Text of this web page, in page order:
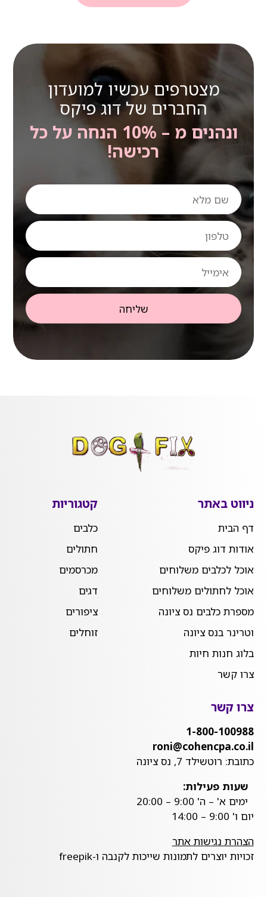
מצטרפים עכשיו למועדון
החברים של דוג פיקס
ונהנים מ – 10% הנחה על כל
רכישה!
שם
מלא
טלפון
אימייל
שליחה
ניווט באתר
דף הבית
אודות דוג פיקס
אוכל לכלבים משלוחים
אוכל לחתולים משלוחים
מספרת כלבים נס ציונה
וטרינר בנס ציונה
בלוג חנות חיות
צרו קשר
קטגוריות
כלבים
חתולים
מכרסמים
דגים
ציפורים
זוחלים
צרו קשר
1-800-100988
roni@cohencpa.co.il
כתובת: רוטשילד 7, נס ציונה
שעות פעילות:
ימים א' – ה' 9:00 – 20:00
יום ו' 9:00 – 14:00
הצהרת נגישות אתר
זכויות יוצרים לתמונות שייכות לקנבה ו-freepik